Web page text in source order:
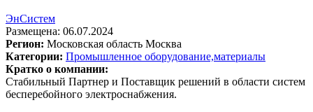
ЭнСистем
Размещена: 06.07.2024
Регион: Московская область Москва
Категории: Промышленное оборудование,материалы
Кратко о компании:
Стабильный Партнер и Поставщик решений в области систем
бесперебойного электроснабжения.